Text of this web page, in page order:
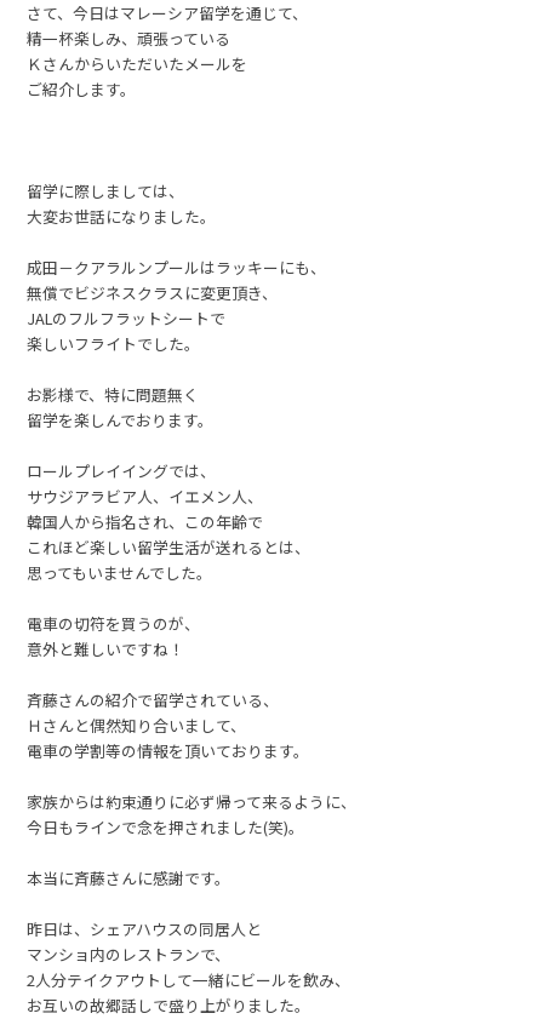
さて、今日はマレーシア留学を通じて、
精一杯楽しみ、頑張っている
Ｋさんからいただいたメールを
ご紹介します。
留学に際しましては、
大変お世話になりました。
成田－クアラルンプールはラッキーにも、
無償でビジネスクラスに変更頂き、
JALのフルフラットシートで
楽しいフライトでした。
お影様で、特に問題無く
留学を楽しんでおります。
ロールプレイイングでは、
サウジアラビア人、イエメン人、
韓国人から指名され、この年齢で
これほど楽しい留学生活が送れるとは、
思ってもいませんでした。
電車の切符を買うのが、
意外と難しいですね！
斉藤さんの紹介で留学されている、
Ｈさんと偶然知り合いまして、
電車の学割等の情報を頂いております。
家族からは約束通りに必ず帰って来るように、
今日もラインで念を押されました(笑)。
本当に斉藤さんに感謝です。
昨日は、シェアハウスの同居人と
マンショ内のレストランで、
2人分テイクアウトして一緒にビールを飲み、
お互いの故郷話しで盛り上がりました。